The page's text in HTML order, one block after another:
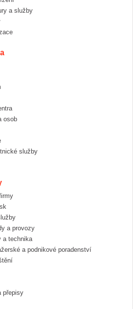
a služby
osob
služby
a provozy
a technika
a podnikové poradenství
přepisy